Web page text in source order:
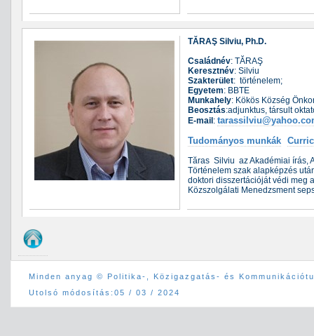
TĂRAŞ Silviu, Ph.D.
Családnév: TĂRAŞ
Keresztnév: Silviu
Szakterület: történelem;
Egyetem: BBTE
Munkahely: Kökös Község
Beosztás:adjunktus, társult
E-mail :
Tudományos munkák
Tăras Silviu az Akadémiai írás,
Történelem szak alapképzés
doktori disszertációját védi meg
Közszolgálati Menedzsment
Minden anyag © Politika-, Közigazgatás- és
Utolsó módosítás: 05 / 03 / 2024